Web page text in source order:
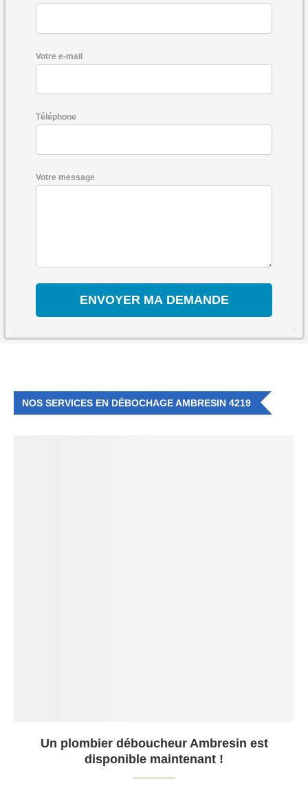
Votre e-mail
Téléphone
Votre message
NOS SERVICES EN DÉBOCHAGE AMBRESIN 4219
Un plombier déboucheur Ambresin est
disponible maintenant !